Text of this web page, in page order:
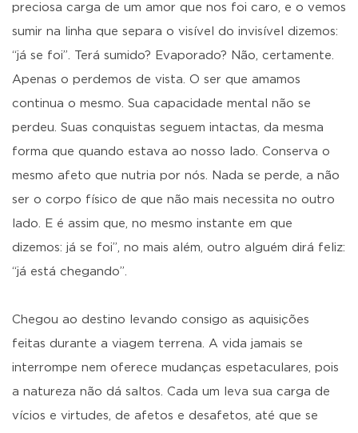
preciosa carga de um amor que nos foi caro, e o vemos
sumir na linha que separa o visível do invisível dizemos:
“já se foi”. Terá sumido? Evaporado? Não, certamente.
Apenas o perdemos de vista. O ser que amamos
continua o mesmo. Sua capacidade mental não se
perdeu. Suas conquistas seguem intactas, da mesma
forma que quando estava ao nosso lado. Conserva o
mesmo afeto que nutria por nós. Nada se perde, a não
ser o corpo físico de que não mais necessita no outro
lado. E é assim que, no mesmo instante em que
dizemos: já se foi”, no mais além, outro alguém dirá feliz:
“já está chegando”.
Chegou ao destino levando consigo as aquisições
feitas durante a viagem terrena. A vida jamais se
interrompe nem oferece mudanças espetaculares, pois
a natureza não dá saltos. Cada um leva sua carga de
vícios e virtudes, de afetos e desafetos, até que se